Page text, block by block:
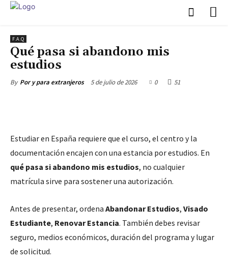
F.A.Q
Qué pasa si abandono mis
estudios
By Por y para extranjeros 5 de julio de 2026 0 51
Estudiar en España requiere que el curso, el centro y la
documentación encajen con una estancia por estudios. En
qué pasa si abandono mis estudios, no cualquier
matrícula sirve para sostener una autorización.
Antes de presentar, ordena Abandonar Estudios, Visado
Estudiante, Renovar Estancia. También debes revisar
seguro, medios económicos, duración del programa y lugar
de solicitud.